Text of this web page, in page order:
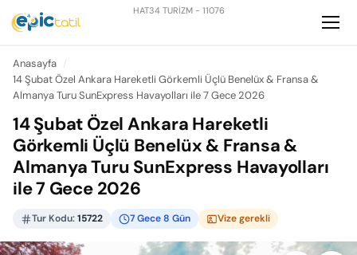
HAT34 TURİZM - 11076
Anasayfa
14 Şubat Özel Ankara Hareketli Görkemli Üçlü Benelüx & Fransa &
Almanya Turu SunExpress Havayolları ile 7 Gece 2026
14 Şubat Özel Ankara Hareketli
Görkemli Üçlü Benelüx & Fransa &
Almanya Turu SunExpress Havayolları
ile 7 Gece 2026
Tur Kodu:15722 7 Gece 8 Gün Vize gerekli